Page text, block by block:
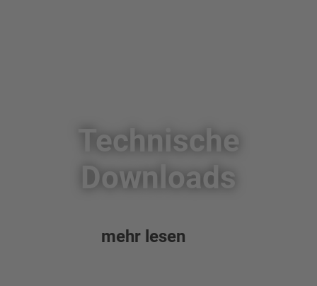
Technische
Downloads
mehr lesen